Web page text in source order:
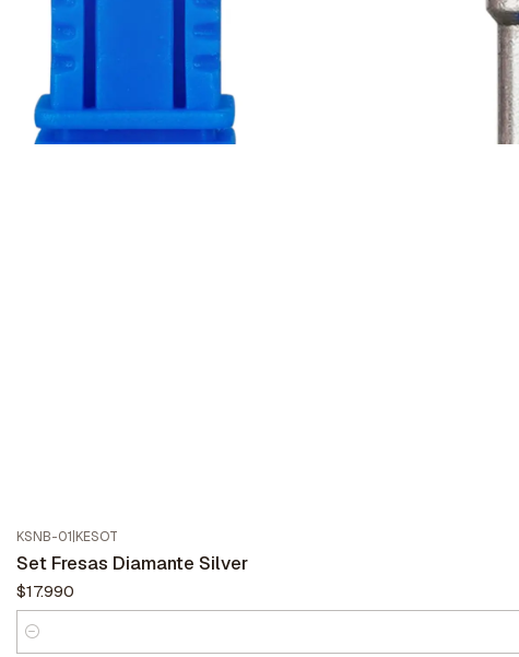
KSNB-01 KESOT
Set Fresas Diamante Silver
$17.990
Cantidad